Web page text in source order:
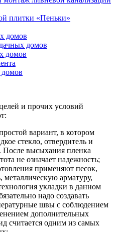
плитки «Пеньки»
домов
домов
домов
домов
и прочих условий
вариант, в котором
стекло, отвердитель и
После высыхания пленка
не означает надежность;
применяют песок,
арматуру,
укладки в данном
надо создавать
швы с соблюдением
дополнительных
считается одним из самых